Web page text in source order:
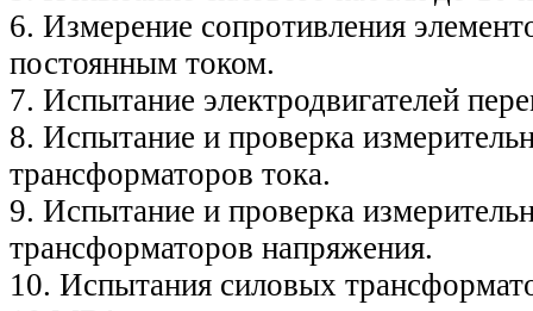
6. Измерение сопротивления
постоянным током.
7. Испытание электродвигателей
8. Испытание и проверка
трансформаторов тока.
9. Испытание и проверка
трансформаторов напряжения.
10. Испытания силовых